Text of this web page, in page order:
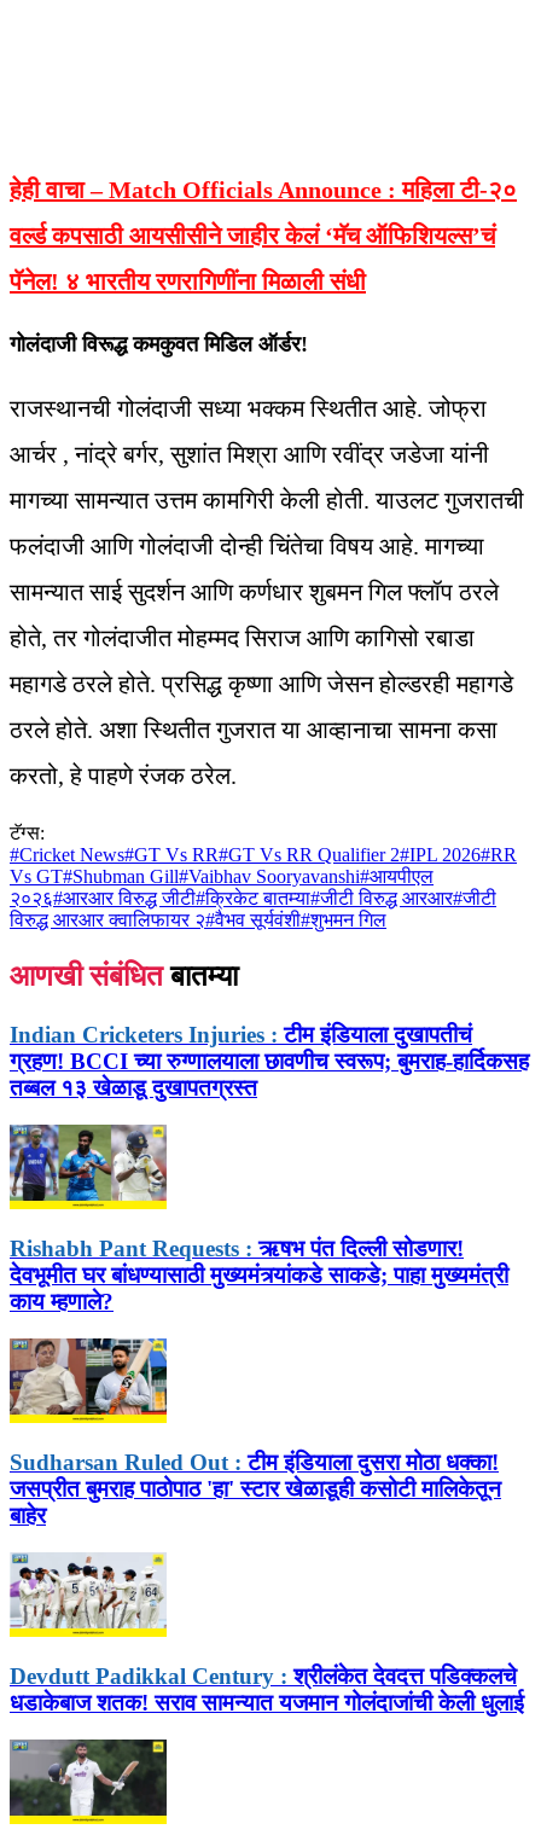
हेही वाचा – Match Officials Announce : महिला टी-२०
वर्ल्ड कपसाठी आयसीसीने जाहीर केलं ‘मॅच ऑफिशियल्स’चं
पॅनेल! ४ भारतीय रणरागिणींना मिळाली संधी
गोलंदाजी विरूद्ध कमकुवत मिडिल ऑर्डर!
राजस्थानची गोलंदाजी सध्या भक्कम स्थितीत आहे. जोफ्रा
आर्चर , नांद्रे बर्गर, सुशांत मिश्रा आणि रवींद्र जडेजा यांनी
मागच्या सामन्यात उत्तम कामगिरी केली होती. याउलट गुजरातची
फलंदाजी आणि गोलंदाजी दोन्ही चिंतेचा विषय आहे. मागच्या
सामन्यात साई सुदर्शन आणि कर्णधार शुबमन गिल फ्लॉप ठरले
होते, तर गोलंदाजीत मोहम्मद सिराज आणि कागिसो रबाडा
महागडे ठरले होते. प्रसिद्ध कृष्णा आणि जेसन होल्डरही महागडे
ठरले होते. अशा स्थितीत गुजरात या आव्हानाचा सामना कसा
करतो, हे पाहणे रंजक ठरेल.
टॅग्स:
#Cricket News#GT Vs RR#GT Vs RR Qualifier 2#IPL 2026#RR
Vs GT#Shubman Gill#Vaibhav Sooryavanshi#आयपीएल
२०२६#आरआर विरुद्ध जीटी#क्रिकेट बातम्या#जीटी विरुद्ध आरआर#जीटी
विरुद्ध आरआर क्वालिफायर २#वैभव सूर्यवंशी#शुभमन गिल
आणखी संबंधित बातम्या
Indian Cricketers Injuries : टीम इंडियाला दुखापतीचं
ग्रहण! BCCI च्या रुग्णालयाला छावणीच स्वरूप; बुमराह-हार्दिकसह
तब्बल १३ खेळाडू दुखापतग्रस्त
Rishabh Pant Requests : ऋषभ पंत दिल्ली सोडणार!
देवभूमीत घर बांधण्यासाठी मुख्यमंत्र्यांकडे साकडे; पाहा मुख्यमंत्री
काय म्हणाले?
Sudharsan Ruled Out : टीम इंडियाला दुसरा मोठा धक्का!
जसप्रीत बुमराह पाठोपाठ 'हा' स्टार खेळाडूही कसोटी मालिकेतून
बाहेर
Devdutt Padikkal Century : श्रीलंकेत देवदत्त पडिक्कलचे
धडाकेबाज शतक! सराव सामन्यात यजमान गोलंदाजांची केली धुलाई